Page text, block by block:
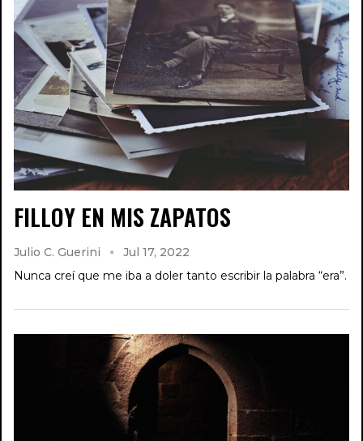
FILLOY EN MIS ZAPATOS
Julio C. Guerini
Jul 17, 2022
Nunca creí que me iba a doler tanto escribir la palabra “era”.